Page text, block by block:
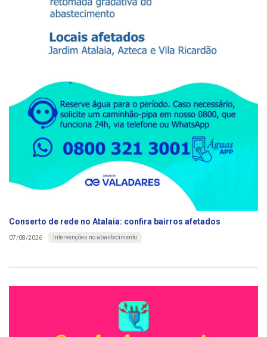
Conserto de rede no Atalaia: confira bairros afetados
07/08/2026 Intervenções no abastecimento